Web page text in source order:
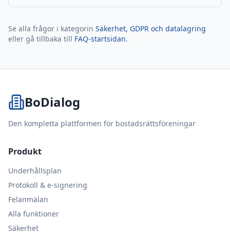
Se alla frågor i kategorin Säkerhet, GDPR och datalagring
eller gå tillbaka till FAQ-startsidan.
BoDialog
Den kompletta plattformen för bostadsrättsföreningar
Produkt
Underhållsplan
Protokoll & e-signering
Felanmälan
Alla funktioner
Säkerhet